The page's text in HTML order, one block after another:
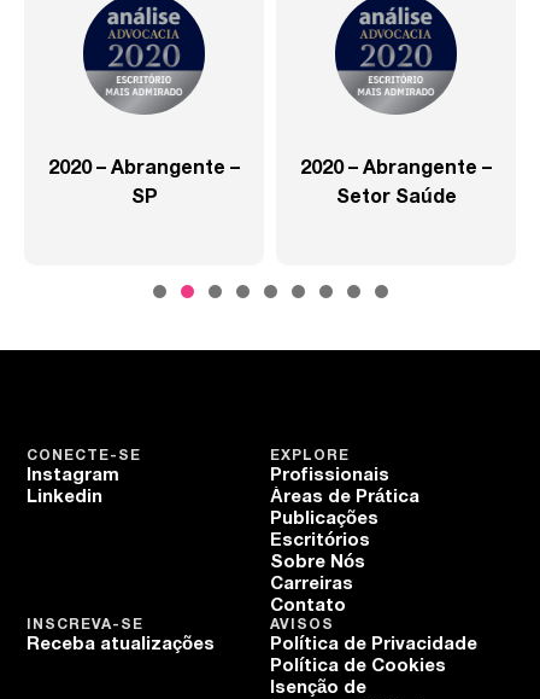
2020 – Abrangente –
SP
2020 – Abrangente –
Setor Saúde
EXPLORE
Profissionais
Áreas de Prática
Publicações
Escritórios
Sobre Nós
Carreiras
Contato
CONECTE-SE
Instagram
Linkedin
AVISOS
Política de Privacidade
Política de Cookies
Isenção de
INSCREVA-SE
Receba atualizações